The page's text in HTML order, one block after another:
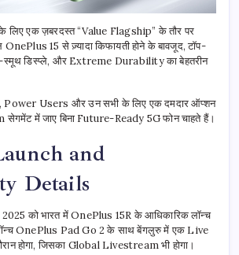
लिए एक ज़बरदस्त “Value Flagship” के तौर पर
15 से ज़्यादा किफायती होने के बावजूद, टॉप-
स्मूथ डिस्प्ले, और Extreme Durability का बेहतरीन
Power Users और उन सभी के लिए एक दमदार ऑप्शन
में जाए बिना Future-Ready 5G फोन चाहते हैं।
and
Details
को भारत में OnePlus 15R के आधिकारिक लॉन्च
OnePlus Pad Go 2 के साथ बेंगलुरु में एक Live
होगा, जिसका Global Livestream भी होगा।